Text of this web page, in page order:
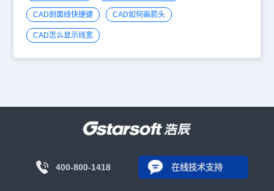
CAD剖面线快捷键 CAD如何画箭头
CAD怎么显示线宽
400-800-1418 在线技术支持